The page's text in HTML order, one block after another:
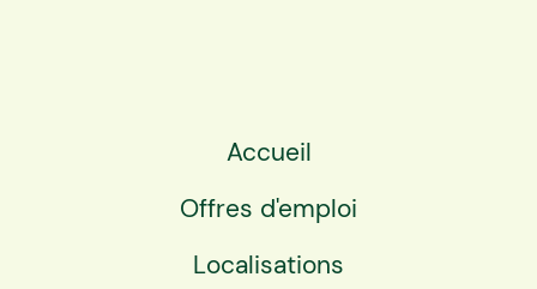
Accueil
Offres d'emploi
Localisations